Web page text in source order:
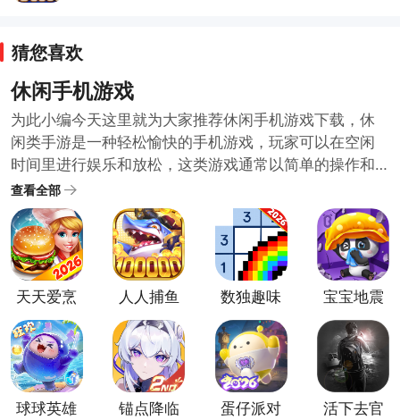
猜您喜欢
休闲手机游戏
为此小编今天这里就为大家推荐休闲手机游戏下载，休
闲类手游是一种轻松愉快的手机游戏，玩家可以在空闲
时间里进行娱乐和放松，这类游戏通常以简单的操作和
可爱的图形设计为特点，让玩家能够轻松上手并享受游
戏过程，例如，一些经典的休闲类手游包括消除类游
戏、跳跃类游戏、解谜类游戏等，无需太多思考或投入
精力，休闲类手游可以帮助玩家放松身心，缓解压力。
感兴趣的臭宝宝们可以来下载一款试一试哦~
查看全部
天天爱烹
饪手机版
人人捕鱼
官方最新
版
数独趣味
闯关游戏
宝宝地震
安全3最新
版
球球英雄
锚点降临
蛋仔派对
活下去官